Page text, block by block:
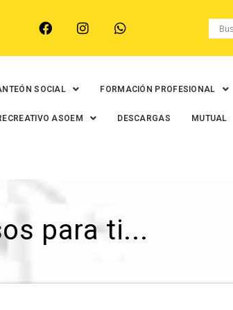
SOCIAL FORMACIÓN PROFESIONAL
ASOEM DESCARGAS MUTUAL
para ti...